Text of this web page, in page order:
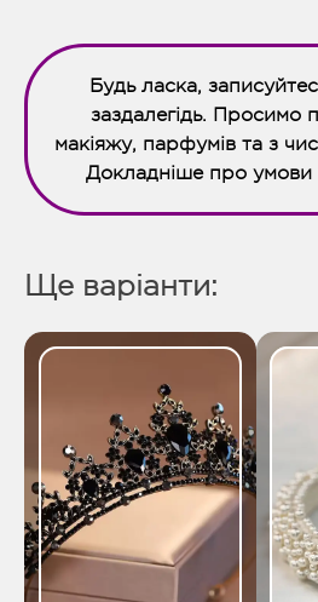
Будь ласка,
заздалегідь. Просимо
макіяжу, парфумів та з
Докладніше про умови
Ще варіанти: